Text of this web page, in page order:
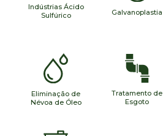
Indústrias Ácido
Sulfúrico
mais… Galvanoplastia
mais…
Eliminação de
Névoa de Óleo
mais…
Tratamento de
Esgoto
mais…